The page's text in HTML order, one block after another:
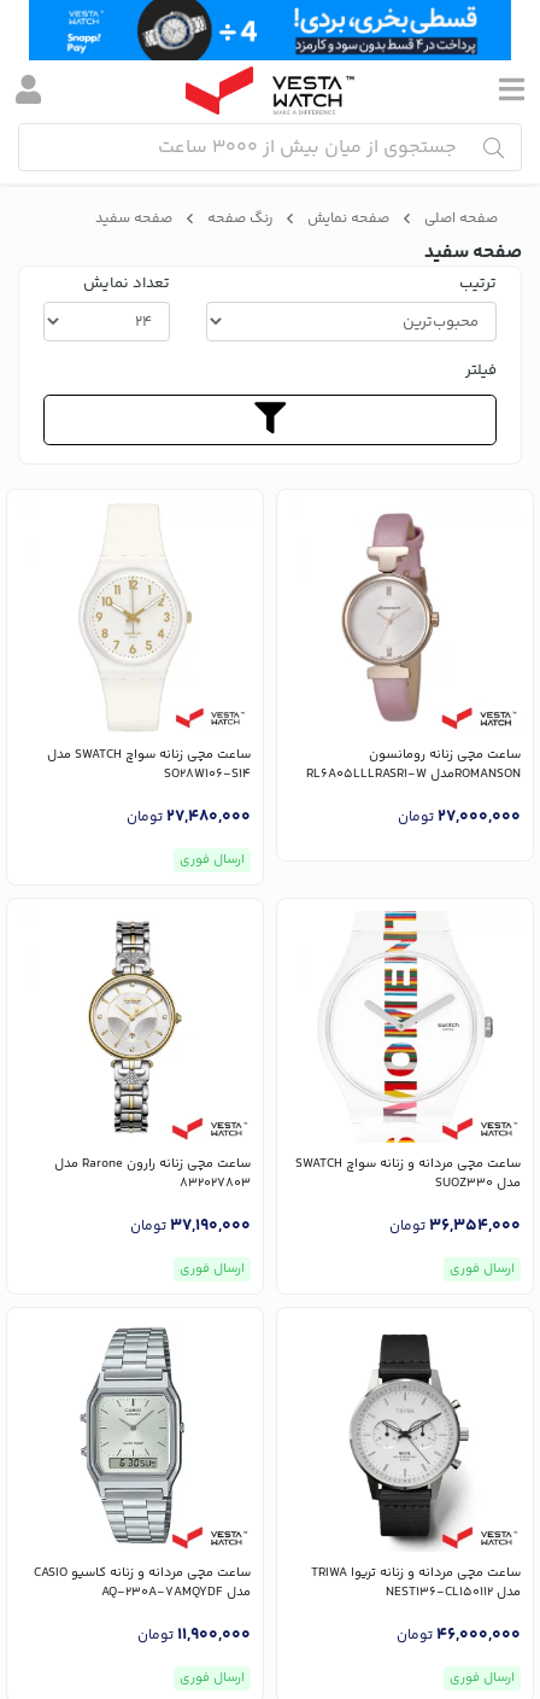
صفحه اصلی صفحه نمایش رنگ صفحه صفحه سفید
صفحه سفید
ترتیب تعداد نمایش
فیلتر
ساعت مچی زنانه رومانسون
ROMANSONمدل RL6A05LLLRASR1-W
27,000,000تومان
ساعت مچی زنانه سواچ SWATCH مدل
SO28W106-S14
27,480,000تومان
ارسال فوری
ساعت مچی مردانه و زنانه سواچ SWATCH
مدل SUOZ330
36,354,000تومان
ارسال فوری
ساعت مچی زنانه رارون Rarone مدل
832027803
37,190,000تومان
ارسال فوری
ساعت مچی مردانه و زنانه تریوا TRIWA
مدل NEST136-CL150112
46,000,000تومان
ارسال فوری
ساعت مچی مردانه و زنانه کاسیو CASIO
مدل AQ-230A-7AMQYDF
11,900,000تومان
ارسال فوری